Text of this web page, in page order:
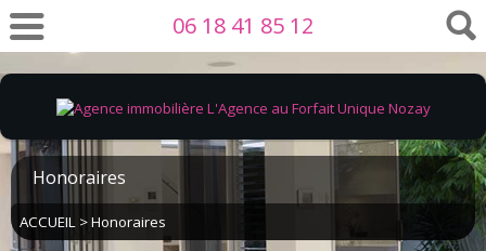
06 18 41 85 12
Honoraires
ACCUEIL > Honoraires